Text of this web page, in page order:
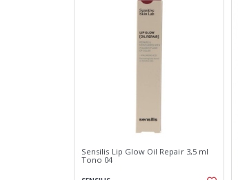
Sensilis Lip Glow Oil Repair 3,5 ml
Tono 04